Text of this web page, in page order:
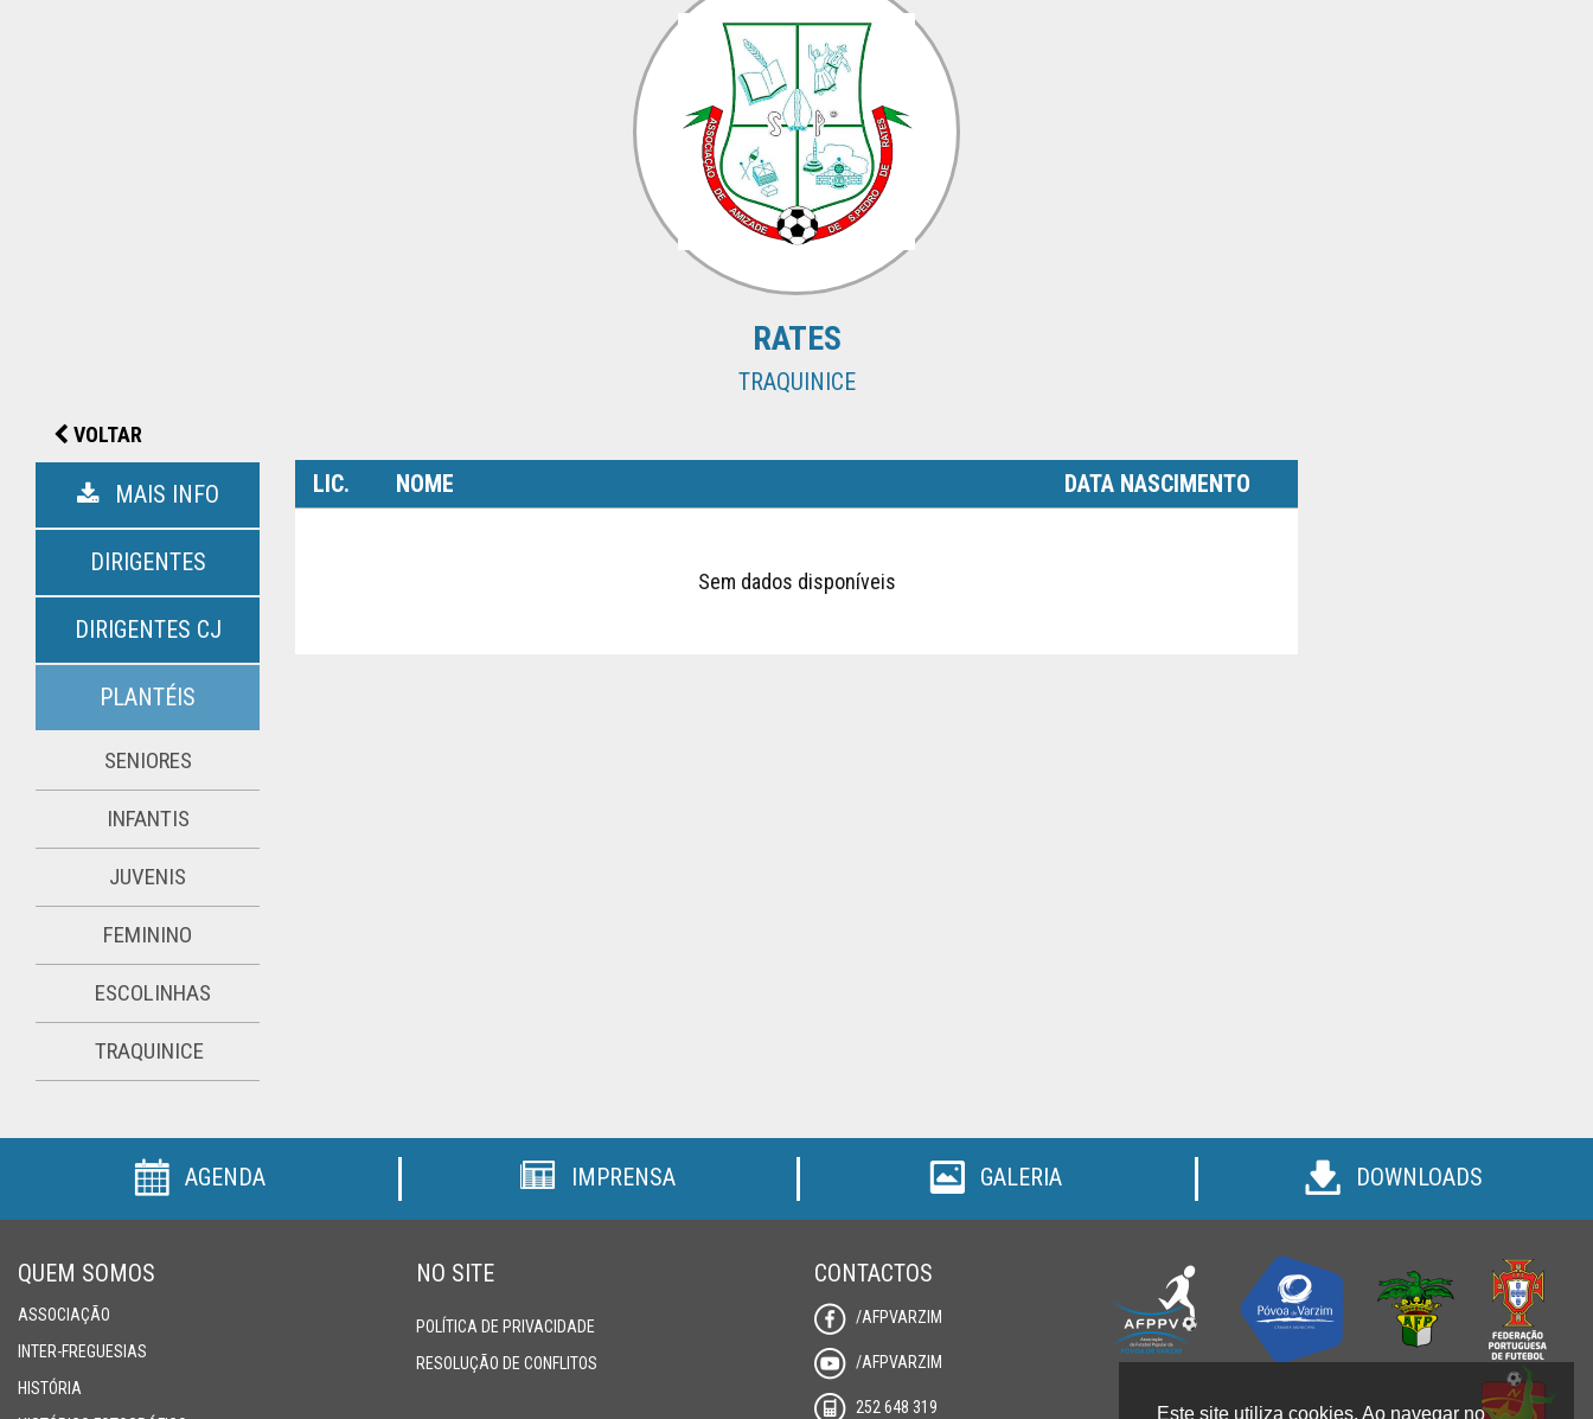
Este site utiliza cookies. Ao navegar no
RATES
TRAQUINICE
VOLTAR
MAIS INFO
DIRIGENTES
DIRIGENTES CJ
PLANTÉIS
SENIORES
INFANTIS
JUVENIS
FEMININO
ESCOLINHAS
TRAQUINICE
LIC. NOME DATA NASCIMENTO
Sem dados disponíveis
AGENDA IMPRENSA GALERIA DOWNLOADS
QUEM SOMOS
ASSOCIAÇÃO
INTER-FREGUESIAS
HISTÓRIA
NO SITE
POLÍTICA DE PRIVACIDADE
RESOLUÇÃO DE CONFLITOS
CONTACTOS
/AFPVARZIM
/AFPVARZIM
252 648 319